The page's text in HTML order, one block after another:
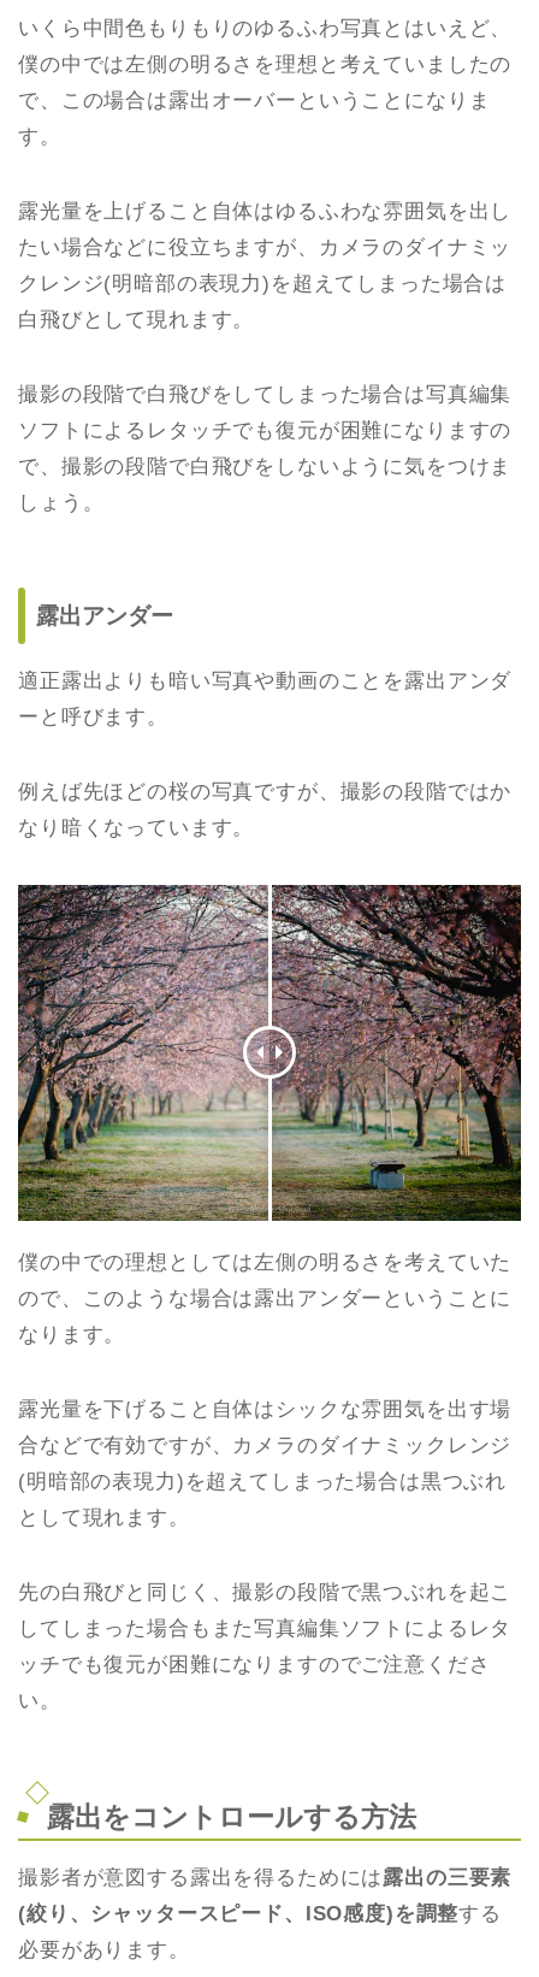
いくら中間色もりもりのゆるふわ写真とはいえど、
僕の中では左側の明るさを理想と考えていましたの
で、この場合は露出オーバーということになりま
す。
露光量を上げること自体はゆるふわな雰囲気を出し
たい場合などに役立ちますが、カメラのダイナミッ
クレンジ(明暗部の表現力)を超えてしまった場合は
白飛びとして現れます。
撮影の段階で白飛びをしてしまった場合は写真編集
ソフトによるレタッチでも復元が困難になりますの
で、撮影の段階で白飛びをしないように気をつけま
しょう。
露出アンダー
適正露出よりも暗い写真や動画のことを露出アンダ
ーと呼びます。
例えば先ほどの桜の写真ですが、撮影の段階ではか
なり暗くなっています。
僕の中での理想としては左側の明るさを考えていた
ので、このような場合は露出アンダーということに
なります。
露光量を下げること自体はシックな雰囲気を出す場
合などで有効ですが、カメラのダイナミックレンジ
(明暗部の表現力)を超えてしまった場合は黒つぶれ
として現れます。
先の白飛びと同じく、撮影の段階で黒つぶれを起こ
してしまった場合もまた写真編集ソフトによるレタ
ッチでも復元が困難になりますのでご注意くださ
い。
露出をコントロールする方法
撮影者が意図する露出を得るためには露出の三要素
(絞り、シャッタースピード、ISO感度)を調整する
必要があります。